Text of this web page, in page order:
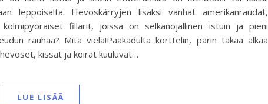
leppoisalta. Hevoskärryjen lisäksi vanhat amerikanraudat,
fillarit, joissa on selkänojallinen istuin ja pieni
rauhaa? Mitä vielä!Pääkadulta korttelin, parin takaa alkaa
kissat ja koirat kuuluvat…
LUE LISÄÄ